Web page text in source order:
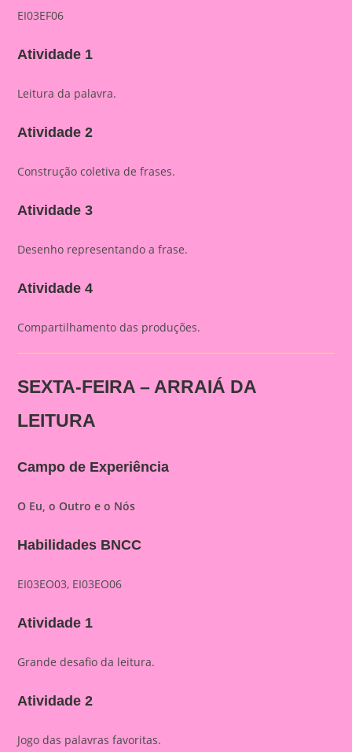
EI03EF06
Atividade 1
Leitura da palavra.
Atividade 2
Construção coletiva de frases.
Atividade 3
Desenho representando a frase.
Atividade 4
Compartilhamento das produções.
SEXTA-FEIRA – ARRAIÁ DA
LEITURA
Campo de Experiência
O Eu, o Outro e o Nós
Habilidades BNCC
EI03EO03, EI03EO06
Atividade 1
Grande desafio da leitura.
Atividade 2
Jogo das palavras favoritas.